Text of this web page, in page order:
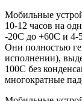
Мобильные
10-12 часов на
-20С до +60С и 4-
Они полностью
исполнении),
100С без
многократные